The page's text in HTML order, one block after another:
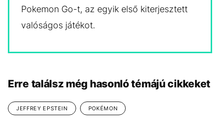
Pokemon Go-t, az egyik első kiterjesztett
valóságos játékot.
Erre találsz még hasonló témájú cikkeket
JEFFREY EPSTEIN POKÉMON